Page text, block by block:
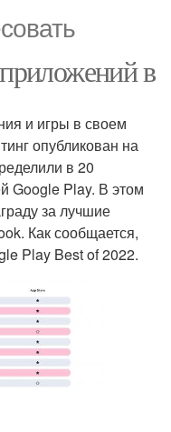
в
и игры в своем
опубликован на
в 20
Google Play. В этом
за лучшие
Как сообщается,
Play Best of 2022.